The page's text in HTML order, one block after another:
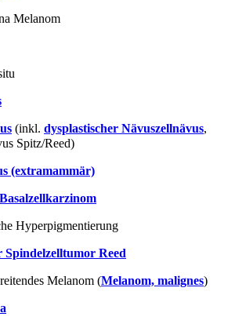
Melanom
(inkl. dysplastischer Nävuszellnävus,
Spitz/Reed)
(extramammär)
Basalzellkarzinom
Hyperpigmentierung
Spindelzelltumor Reed
Melanom (Melanom, malignes)